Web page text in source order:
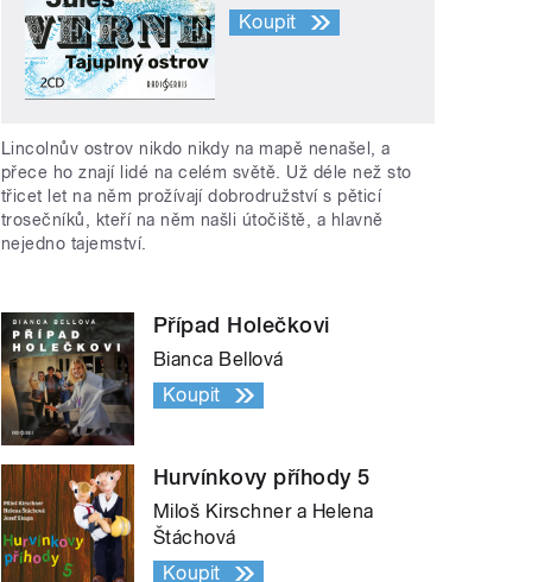
Koupit
Lincolnův ostrov nikdo nikdy na mapě nenašel, a
přece ho znají lidé na celém světě. Už déle než sto
třicet let na něm prožívají dobrodružství s pěticí
trosečníků, kteří na něm našli útočiště, a hlavně
nejedno tajemství.
Případ Holečkovi
Bianca Bellová
Koupit
Hurvínkovy příhody 5
Miloš Kirschner a Helena
Štáchová
Koupit